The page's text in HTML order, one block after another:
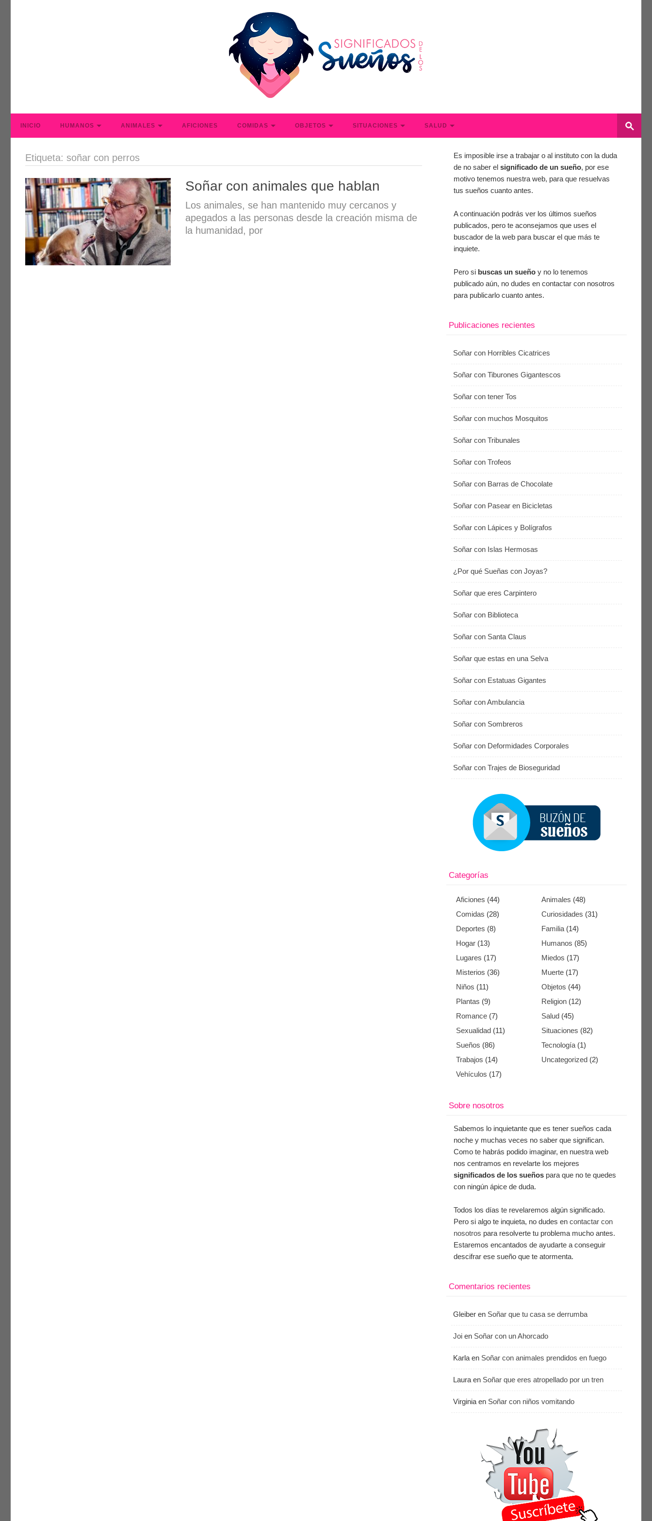
INICIO HUMANOS ANIMALES AFICIONES COMIDAS OBJETOS SITUACIONES SALUD
Etiqueta: soñar con perros
Soñar con animales que hablan
Los animales, se han mantenido muy cercanos y
apegados a las personas desde la creación misma de
la humanidad, por
Es imposible irse a trabajar o al instituto con la duda
de no saber el significado de un sueño, por ese
motivo tenemos nuestra web, para que resuelvas
tus sueños cuanto antes.
A continuación podrás ver los últimos sueños
publicados, pero te aconsejamos que uses el
buscador de la web para buscar el que más te
inquiete.
Pero si buscas un sueño y no lo tenemos
publicado aún, no dudes en contactar con nosotros
para publicarlo cuanto antes.
Publicaciones recientes
Soñar con Horribles Cicatrices
Soñar con Tiburones Gigantescos
Soñar con tener Tos
Soñar con muchos Mosquitos
Soñar con Tribunales
Soñar con Trofeos
Soñar con Barras de Chocolate
Soñar con Pasear en Bicicletas
Soñar con Lápices y Bolígrafos
Soñar con Islas Hermosas
¿Por qué Sueñas con Joyas?
Soñar que eres Carpintero
Soñar con Biblioteca
Soñar con Santa Claus
Soñar que estas en una Selva
Soñar con Estatuas Gigantes
Soñar con Ambulancia
Soñar con Sombreros
Soñar con Deformidades Corporales
Soñar con Trajes de Bioseguridad
Categorías
Aficiones (44) Animales (48)
Comidas (28) Curiosidades (31)
Deportes (8) Familia (14)
Hogar (13) Humanos (85)
Lugares (17) Miedos (17)
Misterios (36) Muerte (17)
Niños (11) Objetos (44)
Plantas (9) Religion (12)
Romance (7) Salud (45)
Sexualidad (11) Situaciones (82)
Sueños (86) Tecnología (1)
Trabajos (14) Uncategorized (2)
Vehículos (17)
Sobre nosotros
Sabemos lo inquietante que es tener sueños cada
noche y muchas veces no saber que significan.
Como te habrás podido imaginar, en nuestra web
nos centramos en revelarte los mejores
significados de los sueños para que no te quedes
con ningún ápice de duda.
Todos los días te revelaremos algún significado.
Pero si algo te inquieta, no dudes en contactar con
nosotros para resolverte tu problema mucho antes.
Estaremos encantados de ayudarte a conseguir
descifrar ese sueño que te atormenta.
Comentarios recientes
Gleiber en Soñar que tu casa se derrumba
Joi en Soñar con un Ahorcado
Karla en Soñar con animales prendidos en fuego
Laura en Soñar que eres atropellado por un tren
Virginia en Soñar con niños vomitando